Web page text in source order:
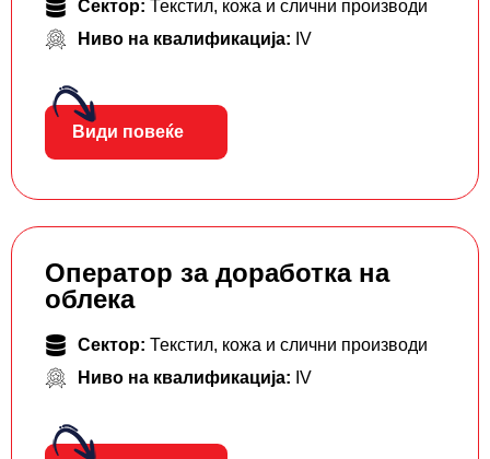
Сектор: Текстил, кожа и слични производи
Ниво на квалификација: IV
Види повеќе
Оператор за доработка на
облека
Сектор: Текстил, кожа и слични производи
Ниво на квалификација: IV